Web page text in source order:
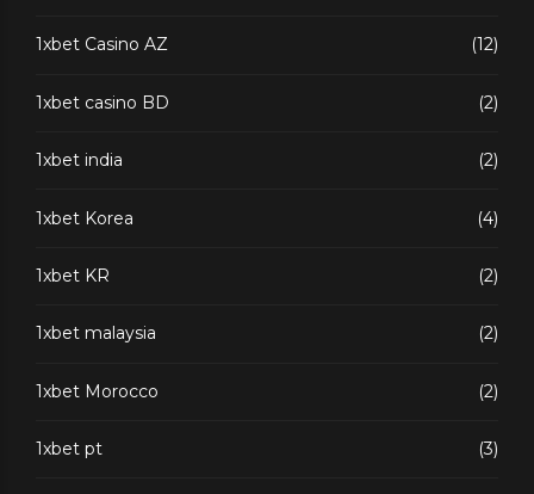
1xbet Casino AZ (12)
1xbet casino BD (2)
1xbet india (2)
1xbet Korea (4)
1xbet KR (2)
1xbet malaysia (2)
1xbet Morocco (2)
1xbet pt (3)